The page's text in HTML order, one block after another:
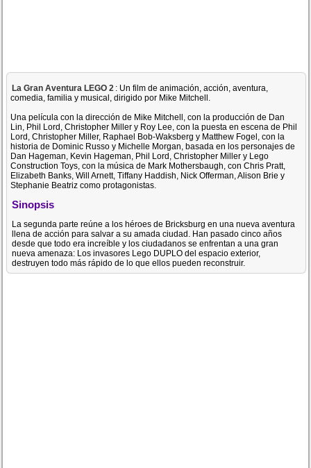
La Gran Aventura LEGO 2 : Un film de animación, acción, aventura,
comedia, familia y musical, dirigido por Mike Mitchell.
Una película con la dirección de Mike Mitchell, con la producción de Dan
Lin, Phil Lord, Christopher Miller y Roy Lee, con la puesta en escena de Phil
Lord, Christopher Miller, Raphael Bob-Waksberg y Matthew Fogel, con la
historia de Dominic Russo y Michelle Morgan, basada en los personajes de
Dan Hageman, Kevin Hageman, Phil Lord, Christopher Miller y Lego
Construction Toys, con la música de Mark Mothersbaugh, con Chris Pratt,
Elizabeth Banks, Will Arnett, Tiffany Haddish, Nick Offerman, Alison Brie y
Stephanie Beatriz como protagonistas.
Sinopsis
La segunda parte reúne a los héroes de Bricksburg en una nueva aventura
llena de acción para salvar a su amada ciudad. Han pasado cinco años
desde que todo era increíble y los ciudadanos se enfrentan a una gran
nueva amenaza: Los invasores Lego DUPLO del espacio exterior,
destruyen todo más rápido de lo que ellos pueden reconstruir.